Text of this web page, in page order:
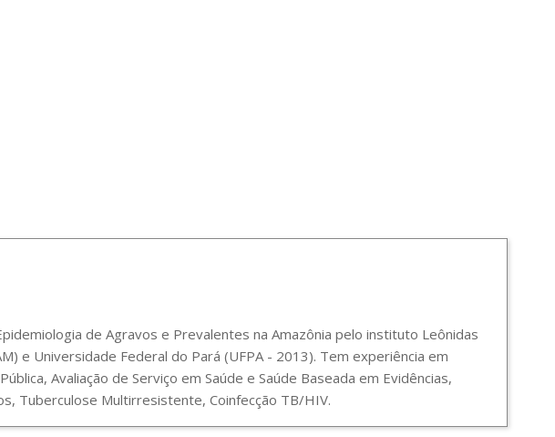
de Agravos e Prevalentes na Amazônia pelo instituto Leônidas
e Universidade Federal do Pará (UFPA - 2013). Tem experiência em
Avaliação de Serviço em Saúde e Saúde Baseada em Evidências,
Tuberculose Multirresistente, Coinfecção TB/HIV.